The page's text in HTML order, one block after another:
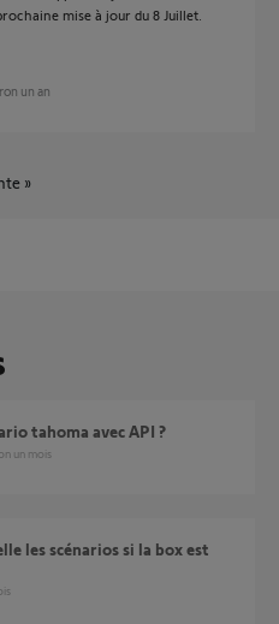
mise à jour du 8 Juillet.
un an
»
tahoma avec API ?
un mois